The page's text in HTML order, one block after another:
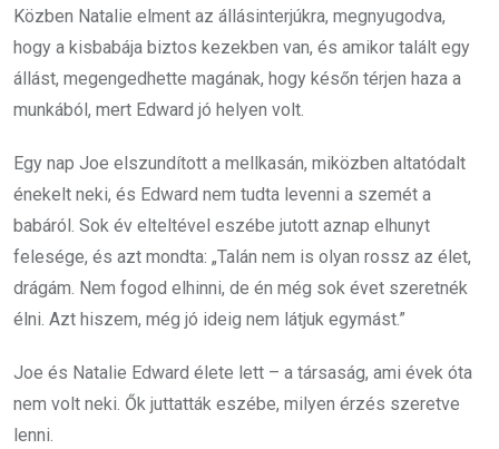
Közben Natalie elment az állásinterjúkra, megnyugodva,
hogy a kisbabája biztos kezekben van, és amikor talált egy
állást, megengedhette magának, hogy későn térjen haza a
munkából, mert Edward jó helyen volt.
Egy nap Joe elszundított a mellkasán, miközben altatódalt
énekelt neki, és Edward nem tudta levenni a szemét a
babáról. Sok év elteltével eszébe jutott aznap elhunyt
felesége, és azt mondta: „Talán nem is olyan rossz az élet,
drágám. Nem fogod elhinni, de én még sok évet szeretnék
élni. Azt hiszem, még jó ideig nem látjuk egymást.”
Joe és Natalie Edward élete lett – a társaság, ami évek óta
nem volt neki. Ők juttatták eszébe, milyen érzés szeretve
lenni.